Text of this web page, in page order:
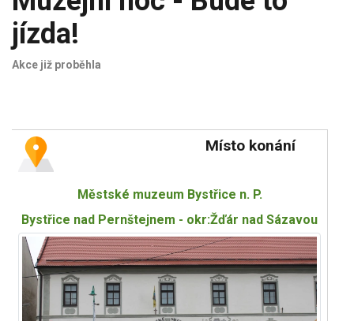
jízda!
Akce již proběhla
Místo konání
Městské muzeum Bystřice n. P.
Bystřice nad Pernštejnem - okr:Žďár nad Sázavou